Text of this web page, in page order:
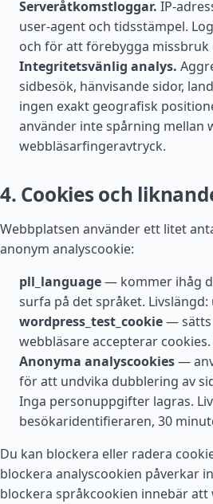
Serveråtkomstloggar. IP-
user-agent och tidsstämpel.
och för att förebygga missbruk
Integritetsvänlig analys.
sidbesök, hänvisande sidor,
ingen exakt geografisk
använder inte spårning mellan
webbläsarfingeravtryck.
4. Cookies och
Webbplatsen använder ett litet
anonym analyscookie:
pll_language— kommer ihåg
surfa på det språket.
wordpress_test_cookie— sätts
webbläsare accepterar
Anonyma analyscookies—
för att undvika dubblering av
Inga personuppgifter lagras.
besökaridentifieraren, 30
Du kan blockera eller radera
blockera analyscookien påverkar
blockera språkcookien innebär